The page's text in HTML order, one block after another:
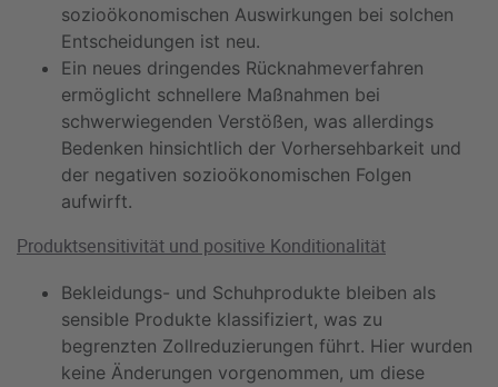
sozioökonomischen Auswirkungen bei solchen
Entscheidungen ist neu.
Ein neues dringendes Rücknahmeverfahren
ermöglicht schnellere Maßnahmen bei
schwerwiegenden Verstößen, was allerdings
Bedenken hinsichtlich der Vorhersehbarkeit und
der negativen sozioökonomischen Folgen
aufwirft.
Produktsensitivität und positive Konditionalität
Bekleidungs- und Schuhprodukte bleiben als
sensible Produkte klassifiziert, was zu
begrenzten Zollreduzierungen führt. Hier wurden
keine Änderungen vorgenommen, um diese